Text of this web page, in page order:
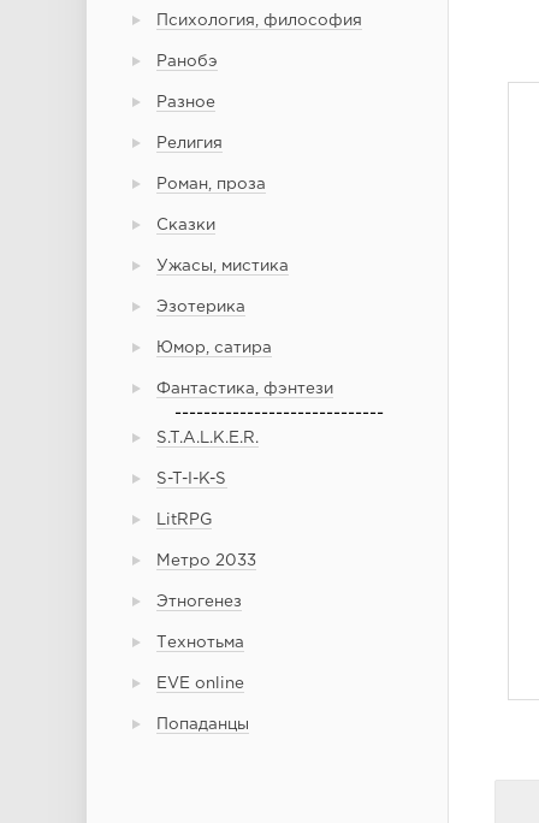
Психология, философия
Ранобэ
Разное
Религия
Роман, проза
Сказки
Ужасы, мистика
Эзотерика
Юмор, сатира
Фантастика, фэнтези
-----------------------------
S.T.A.L.K.E.R.
S-T-I-K-S
LitRPG
Метро 2033
Этногенез
Технотьма
EVE online
Попаданцы